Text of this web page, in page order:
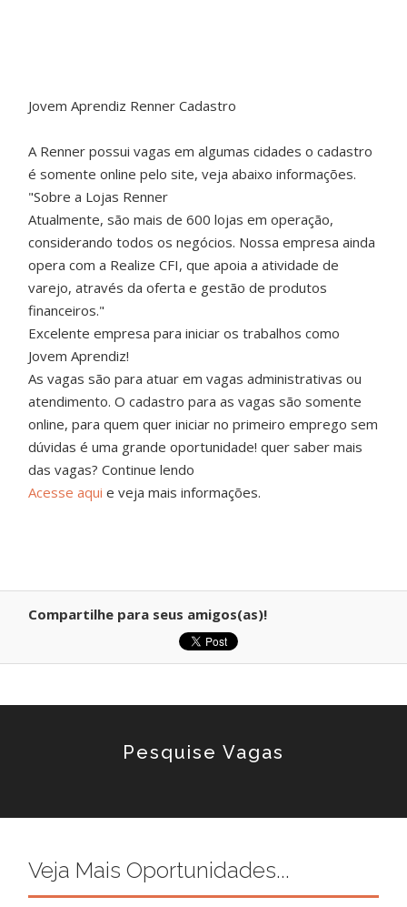
Jovem Aprendiz Renner Cadastro
A Renner possui vagas em algumas cidades o cadastro
é somente online pelo site, veja abaixo informações.
"Sobre a Lojas Renner
Atualmente, são mais de 600 lojas em operação,
considerando todos os negócios. Nossa empresa ainda
opera com a Realize CFI, que apoia a atividade de
varejo, através da oferta e gestão de produtos
financeiros."
Excelente empresa para iniciar os trabalhos como
Jovem Aprendiz!
As vagas são para atuar em vagas administrativas ou
atendimento. O cadastro para as vagas são somente
online, para quem quer iniciar no primeiro emprego sem
dúvidas é uma grande oportunidade! quer saber mais
das vagas? Continue lendo
Acesse aqui e veja mais informações.
Compartilhe para seus amigos(as)!
Pesquise Vagas
Veja Mais Oportunidades...